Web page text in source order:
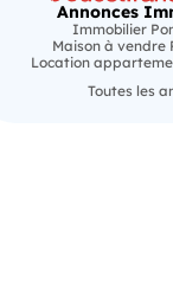
Annonces
Immobilier
Maison à vendre
Location
Toutes les